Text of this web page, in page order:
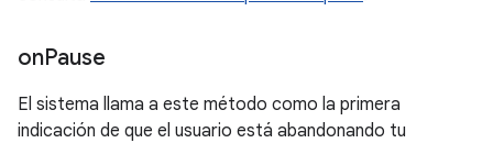
onPause
El sistema llama a este método como la primera
indicación de que el usuario está abandonando tu